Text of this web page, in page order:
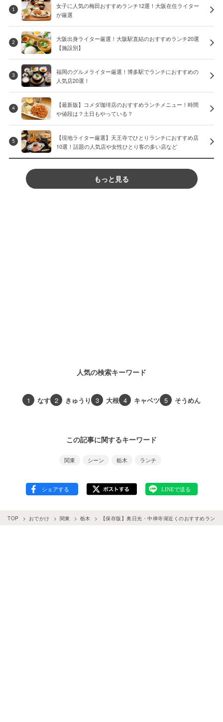
1
女子に人気の梅田おすすめランチ12選！大阪在住ライター
が厳選
2
大阪出身ライター厳選！大阪駅直結のおすすめランチ20選
【施設別】
3
福岡のグルメライター厳選！博多駅でランチにおすすめの
人気店20選！
4
【最新版】コメダ珈琲店のおすすめランチメニュー！時間
や値段は？土日もやっている？
5
【現地ライター厳選】天王寺でひとりランチにおすすめ店
10選！話題の人気店や女性ひとり客の多い店など
もっと見る
人気の検索キーワード
1 なす 2 きゅうり 3 大根 4 キャベツ 5 そうめん
この記事に関するキーワード
関東 シーン 栃木 ランチ
TOP おでかけ 関東 栃木 【保存版】奥日光・中禅寺湖近くのおすすめラン